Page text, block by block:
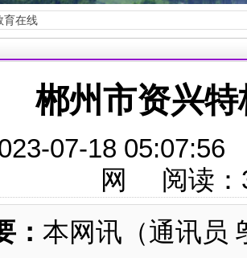
育在线
郴州市资兴
07-18
网 阅读：
： 本网讯（通讯员